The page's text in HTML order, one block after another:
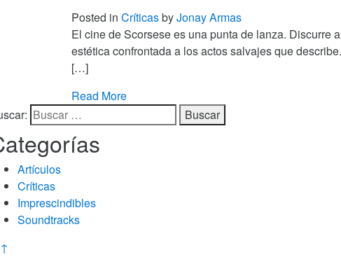
Posted in CríticasbyJonay Armas
El cine de Scorsese es una punta de lanza. Discurre
estética confrontada a los actos salvajes que
[…]
Read More
Artículos
Críticas
Imprescindibles
Soundtracks
↑